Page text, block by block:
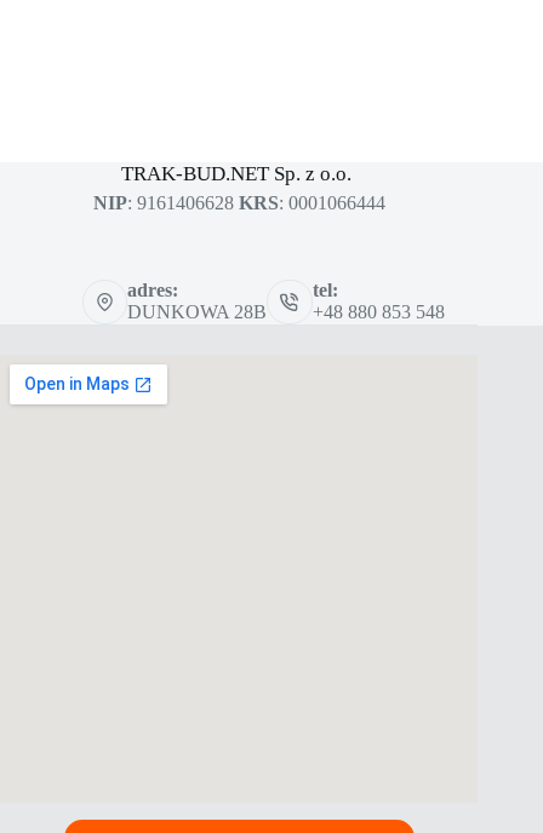
TRAK-BUD.NET Sp. z o.o.
NIP: 9161406628 KRS: 0001066444
adres:
DUNKOWA 28B
tel:
+48 880 853 548